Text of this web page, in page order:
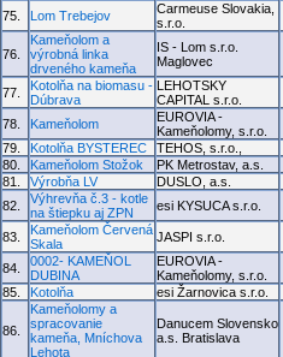
75. Lom Trebejov
Carmeuse Slovakia,
s.r.o.
76.
Kameňolom a
výrobná linka
drveného kameňa
IS - Lom s.r.o.
Maglovec
77.
Kotolňa na biomasu -
Dúbrava
LEHOTSKY
CAPITAL s.r.o.
78. Kameňolom
EUROVIA -
Kameňolomy, s.r.o.
79.
Kotolňa BYSTEREC TEHOS, s.r.o.,
80.
Kameňolom Stožok PK Metrostav, a.s.
81.
Výrobňa LV DUSLO, a.s.
82.
Výhrevňa č.3 - kotle
na štiepku aj ZPN
esi KYSUCA s.r.o.
83.
Kameňolom Červená
Skala
JASPI s.r.o.
84.
0002- KAMEŇOL
DUBINA
EUROVIA -
Kameňolomy, s.r.o.
85.
Kotolňa esi Žarnovica s.r.o.
86.
Kameňolomy a
spracovanie
kameňa, Mníchova
Lehota
Danucem Slovensko
a.s. Bratislava